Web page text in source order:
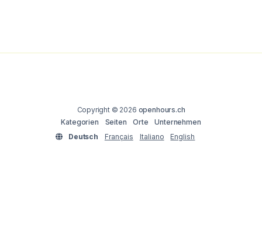
Copyright © 2026 openhours.ch
Kategorien
Seiten Orte
Unternehmen
Deutsch
Français Italiano English